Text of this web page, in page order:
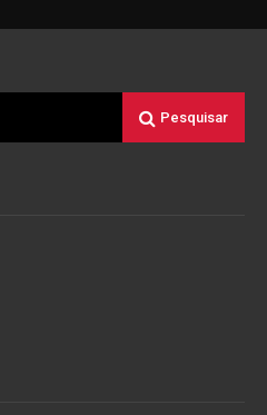
Pesquisar